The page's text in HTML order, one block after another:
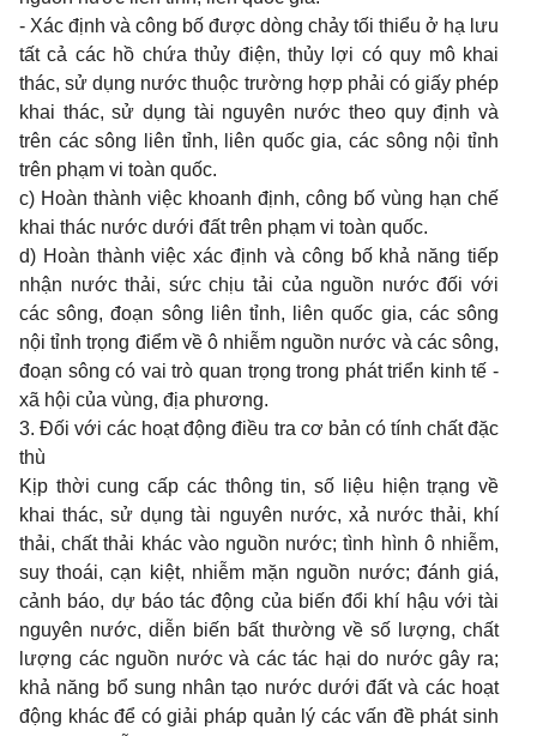
- Xác định và công bố được dòng chảy tối thiểu ở hạ lưu
tất cả các hồ chứa thủy điện, thủy lợi có quy mô khai
thác, sử dụng nước thuộc trường hợp phải có giấy phép
khai thác, sử dụng tài nguyên nước theo quy định và
trên các sông liên tỉnh, liên quốc gia, các sông nội tỉnh
trên phạm vi toàn quốc.
c) Hoàn thành việc khoanh định, công bố vùng hạn chế
khai thác nước dưới đất trên phạm vi toàn quốc.
d) Hoàn thành việc xác định và công bố khả năng tiếp
nhận nước thải, sức chịu tải của nguồn nước đối với
các sông, đoạn sông liên tỉnh, liên quốc gia, các sông
nội tỉnh trọng điểm về ô nhiễm nguồn nước và các sông,
đoạn sông có vai trò quan trọng trong phát triển kinh tế -
xã hội của vùng, địa phương.
3. Đối với các hoạt động điều tra cơ bản có tính chất đặc
thù
Kịp thời cung cấp các thông tin, số
liệu hiện trạng về
khai thác, sử dụng tài nguyên nước, xả nước thải, khí
thải, chất thải khác vào nguồn nước; tình hình ô nhiễm,
suy thoái, cạn kiệt, nhiễm mặn nguồn nước; đánh giá,
cảnh báo, dự báo tác động của biến đổi khí hậu với tài
nguyên nước, diễn biến bất thường về số
lượng, chất
lượng các nguồn nước và các tác hại do nước gây ra;
khả năng bổ sung nhân tạo nước dưới đất và các hoạt
động khác để có giải pháp quản lý các vấn đề phát sinh